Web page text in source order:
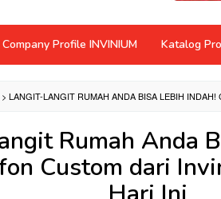
Company Profile INVINIUM Katalog
> LANGIT-LANGIT RUMAH ANDA BISA LEBIH
Rumah Anda
Custom dari